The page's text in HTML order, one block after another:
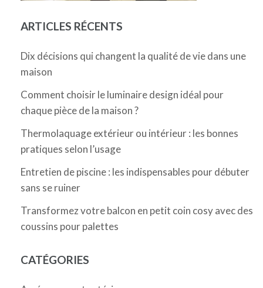
ARTICLES RÉCENTS
Dix décisions qui changent la qualité de vie dans une
maison
Comment choisir le luminaire design idéal pour
chaque pièce de la maison ?
Thermolaquage extérieur ou intérieur : les bonnes
pratiques selon l’usage
Entretien de piscine : les indispensables pour débuter
sans se ruiner
Transformez votre balcon en petit coin cosy avec des
coussins pour palettes
CATÉGORIES